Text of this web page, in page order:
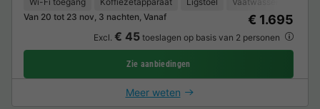
Van 20 tot 23 nov, 3 nachten, Vanaf
€ 1.695
Excl. € 45toeslagen op basis van 2 personen
Zie aanbiedingen
Meer weten